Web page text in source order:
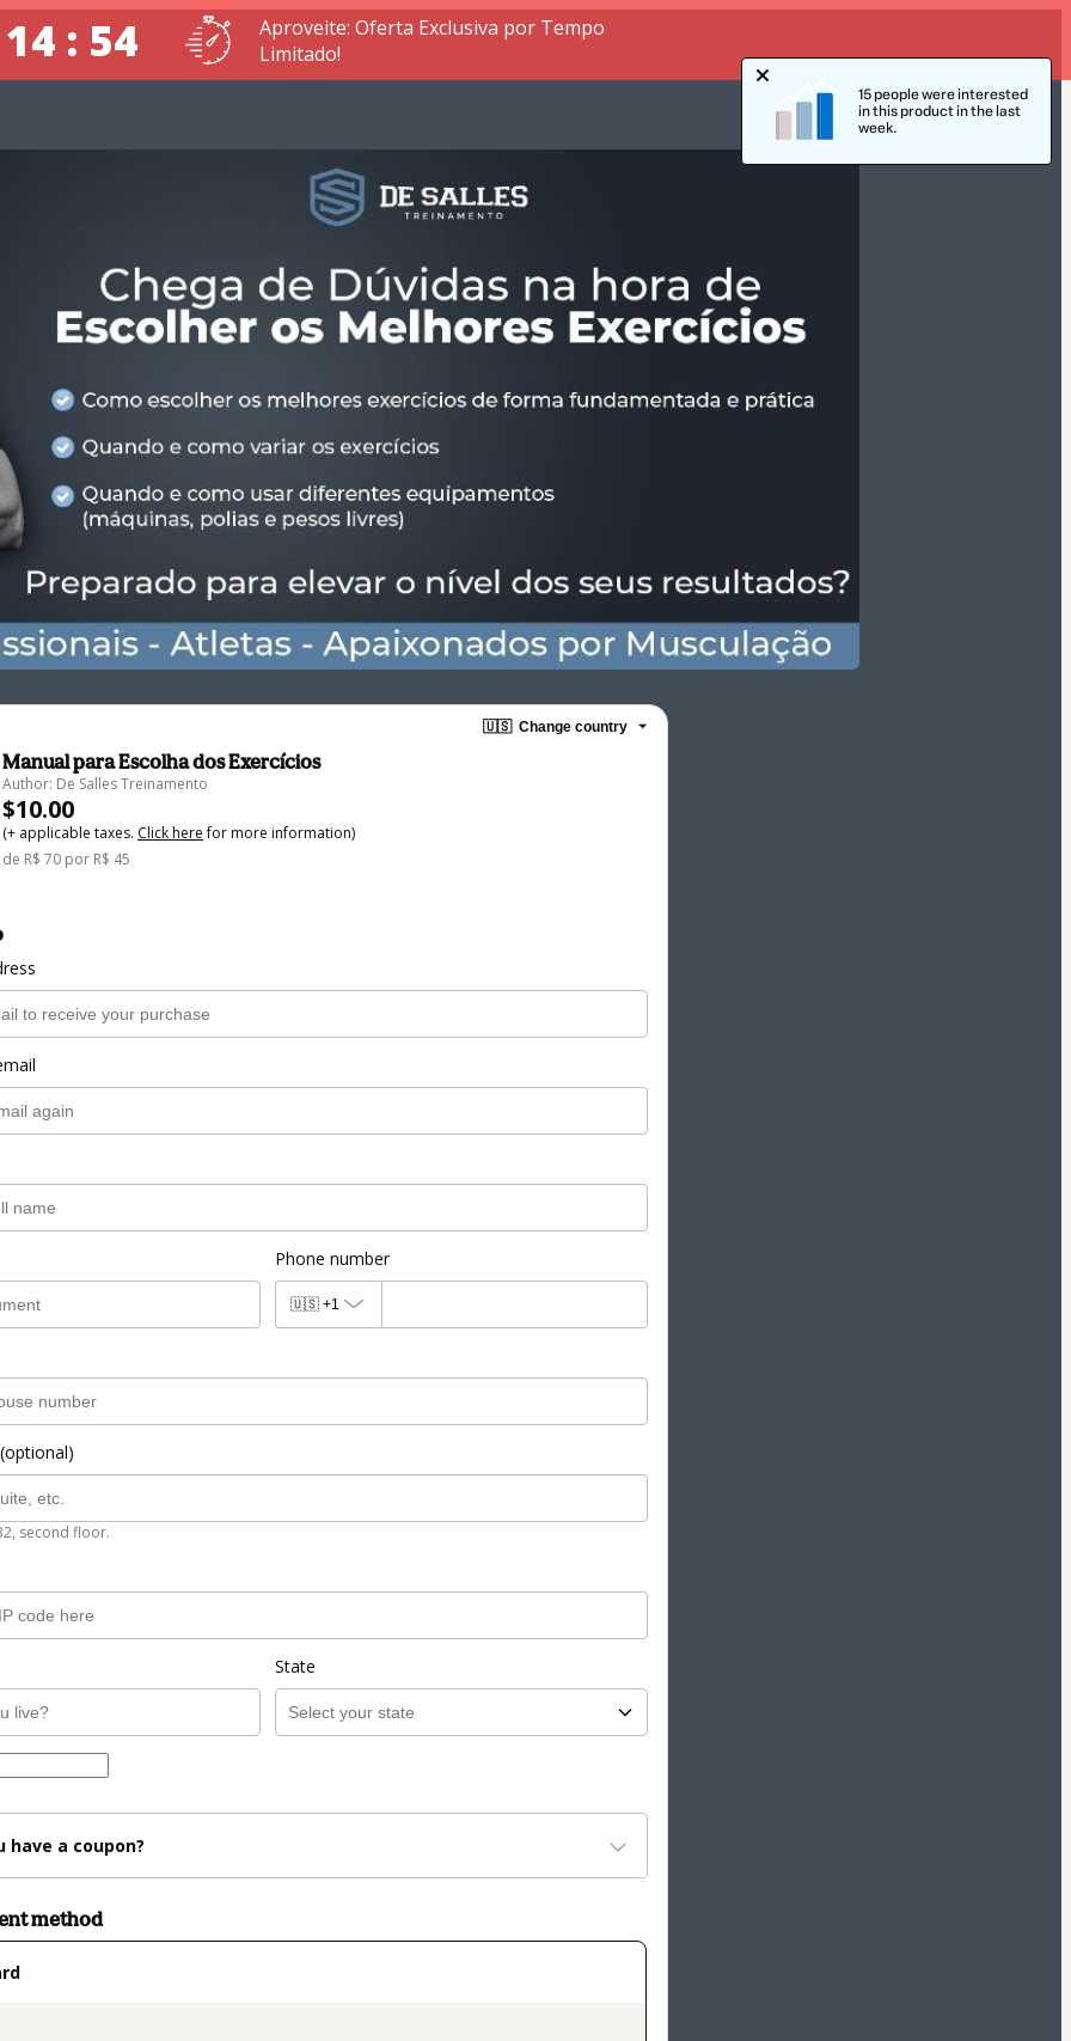
: 53
Aproveite: Oferta Exclusiva por Tempo
Limitado!
🇺🇸 Change country
Manual para Escolha dos Exercícios
Author: De Salles Treinamento
$10.00
(+ applicable taxes. Click herefor more information)
de R$ 70 por R$ 45
Phone number
🇺🇸 +1
second floor.
State
have a coupon?
method
15 people were interested
in this product in the last
week.